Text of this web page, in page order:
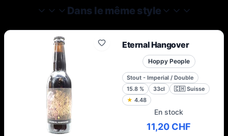
gens profiter de leur gamme fixe de bières
habituelle.
Dans le même style
Eternal Hangover
Hoppy People
Stout - Imperial / Double
15.8 % 33cl 🇨🇭 Suisse
★ 4.48
En stock
11,20 CHF